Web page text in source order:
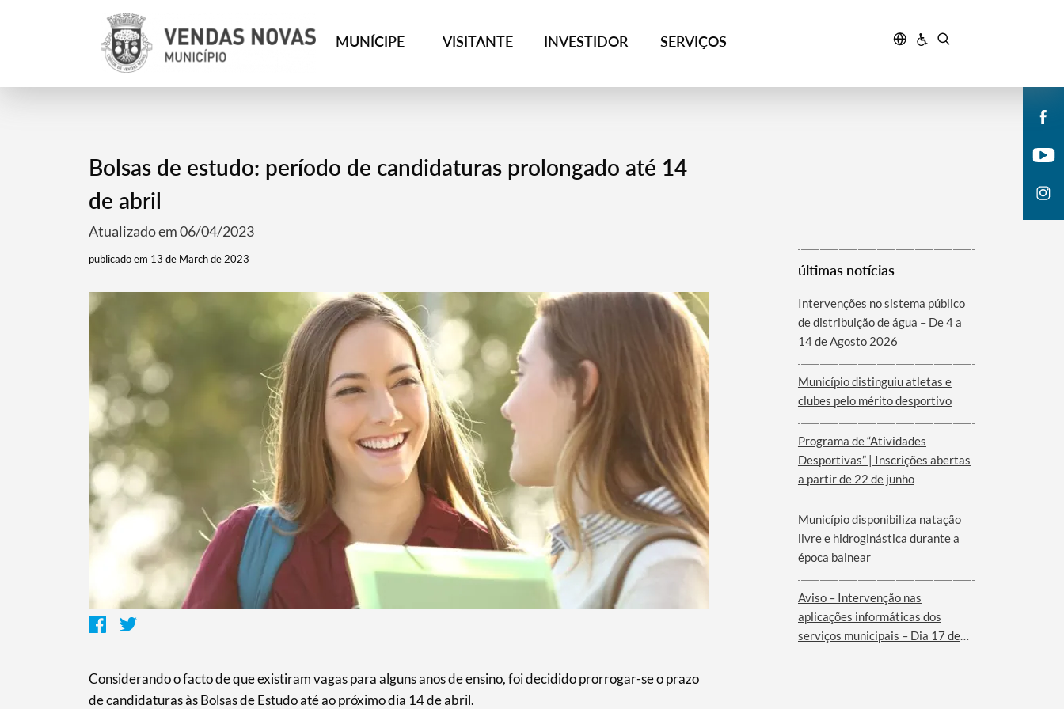
MUNÍCIPE VISITANTE INVESTIDOR SERVIÇOS
Termo de Pesquisa
Bolsas de estudo: período de candidaturas prolongado até 14
de abril
Atualizado em 06/04/2023
publicado em 13 de March de 2023
Considerando o facto de que existiram vagas para alguns anos de ensino, foi decidido prorrogar-se o prazo
de candidaturas às Bolsas de Estudo até ao próximo dia 14 de abril.
últimas notícias
Intervenções no sistema público
de distribuição de água – De 4 a
14 de Agosto 2026
Município distinguiu atletas e
clubes pelo mérito desportivo
Programa de “Atividades
Desportivas” | Inscrições abertas
a partir de 22 de junho
Município disponibiliza natação
livre e hidroginástica durante a
época balnear
Aviso – Intervenção nas
aplicações informáticas dos
serviços municipais – Dia 17 de
Junho de 2026